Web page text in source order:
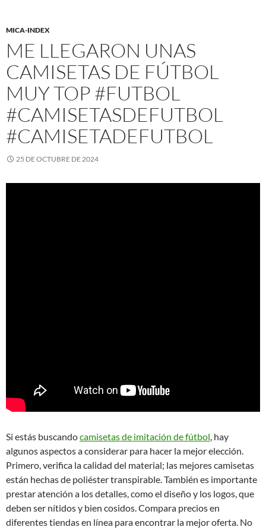
MICA-INDEX
ME LLEGARON UNAS
CAMISETAS DE FÚTBOL
MUY TOP #FUTBOL
#CAMISETASDEFUTBOL
#CAMISETADEFUTBOL
25 DE OCTUBRE DE 2024
Si estás buscandocamisetas de imitación de fútbol, hay
algunos aspectos a considerar para hacer la mejor elección.
Primero, verifica la calidad del material; las mejores camisetas
están hechas de poliéster transpirable. También es importante
prestar atención a los detalles, como el diseño y los logos, que
deben ser nítidos y bien cosidos. Compara precios en
diferentes tiendas en línea para encontrar la mejor oferta. No